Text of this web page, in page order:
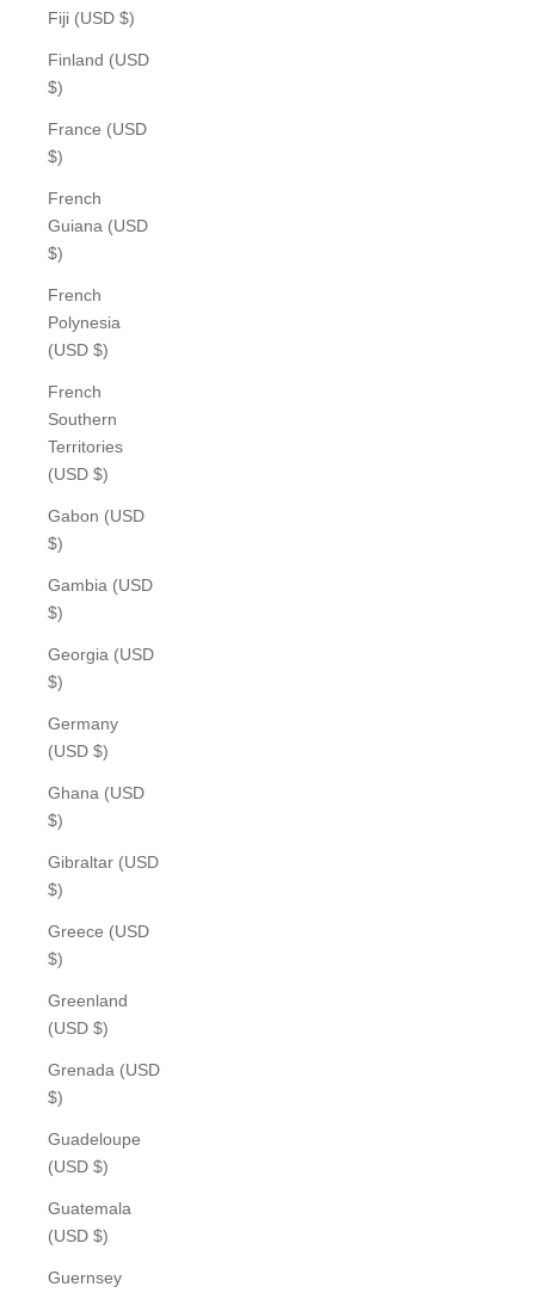
Fiji (USD $)
Finland (USD
$)
France (USD
$)
French
Guiana (USD
$)
French
Polynesia
(USD $)
French
Southern
Territories
(USD $)
Gabon (USD
$)
Gambia (USD
$)
Georgia (USD
$)
Germany
(USD $)
Ghana (USD
$)
Gibraltar (USD
$)
Greece (USD
$)
Greenland
(USD $)
Grenada (USD
$)
Guadeloupe
(USD $)
Guatemala
(USD $)
Guernsey